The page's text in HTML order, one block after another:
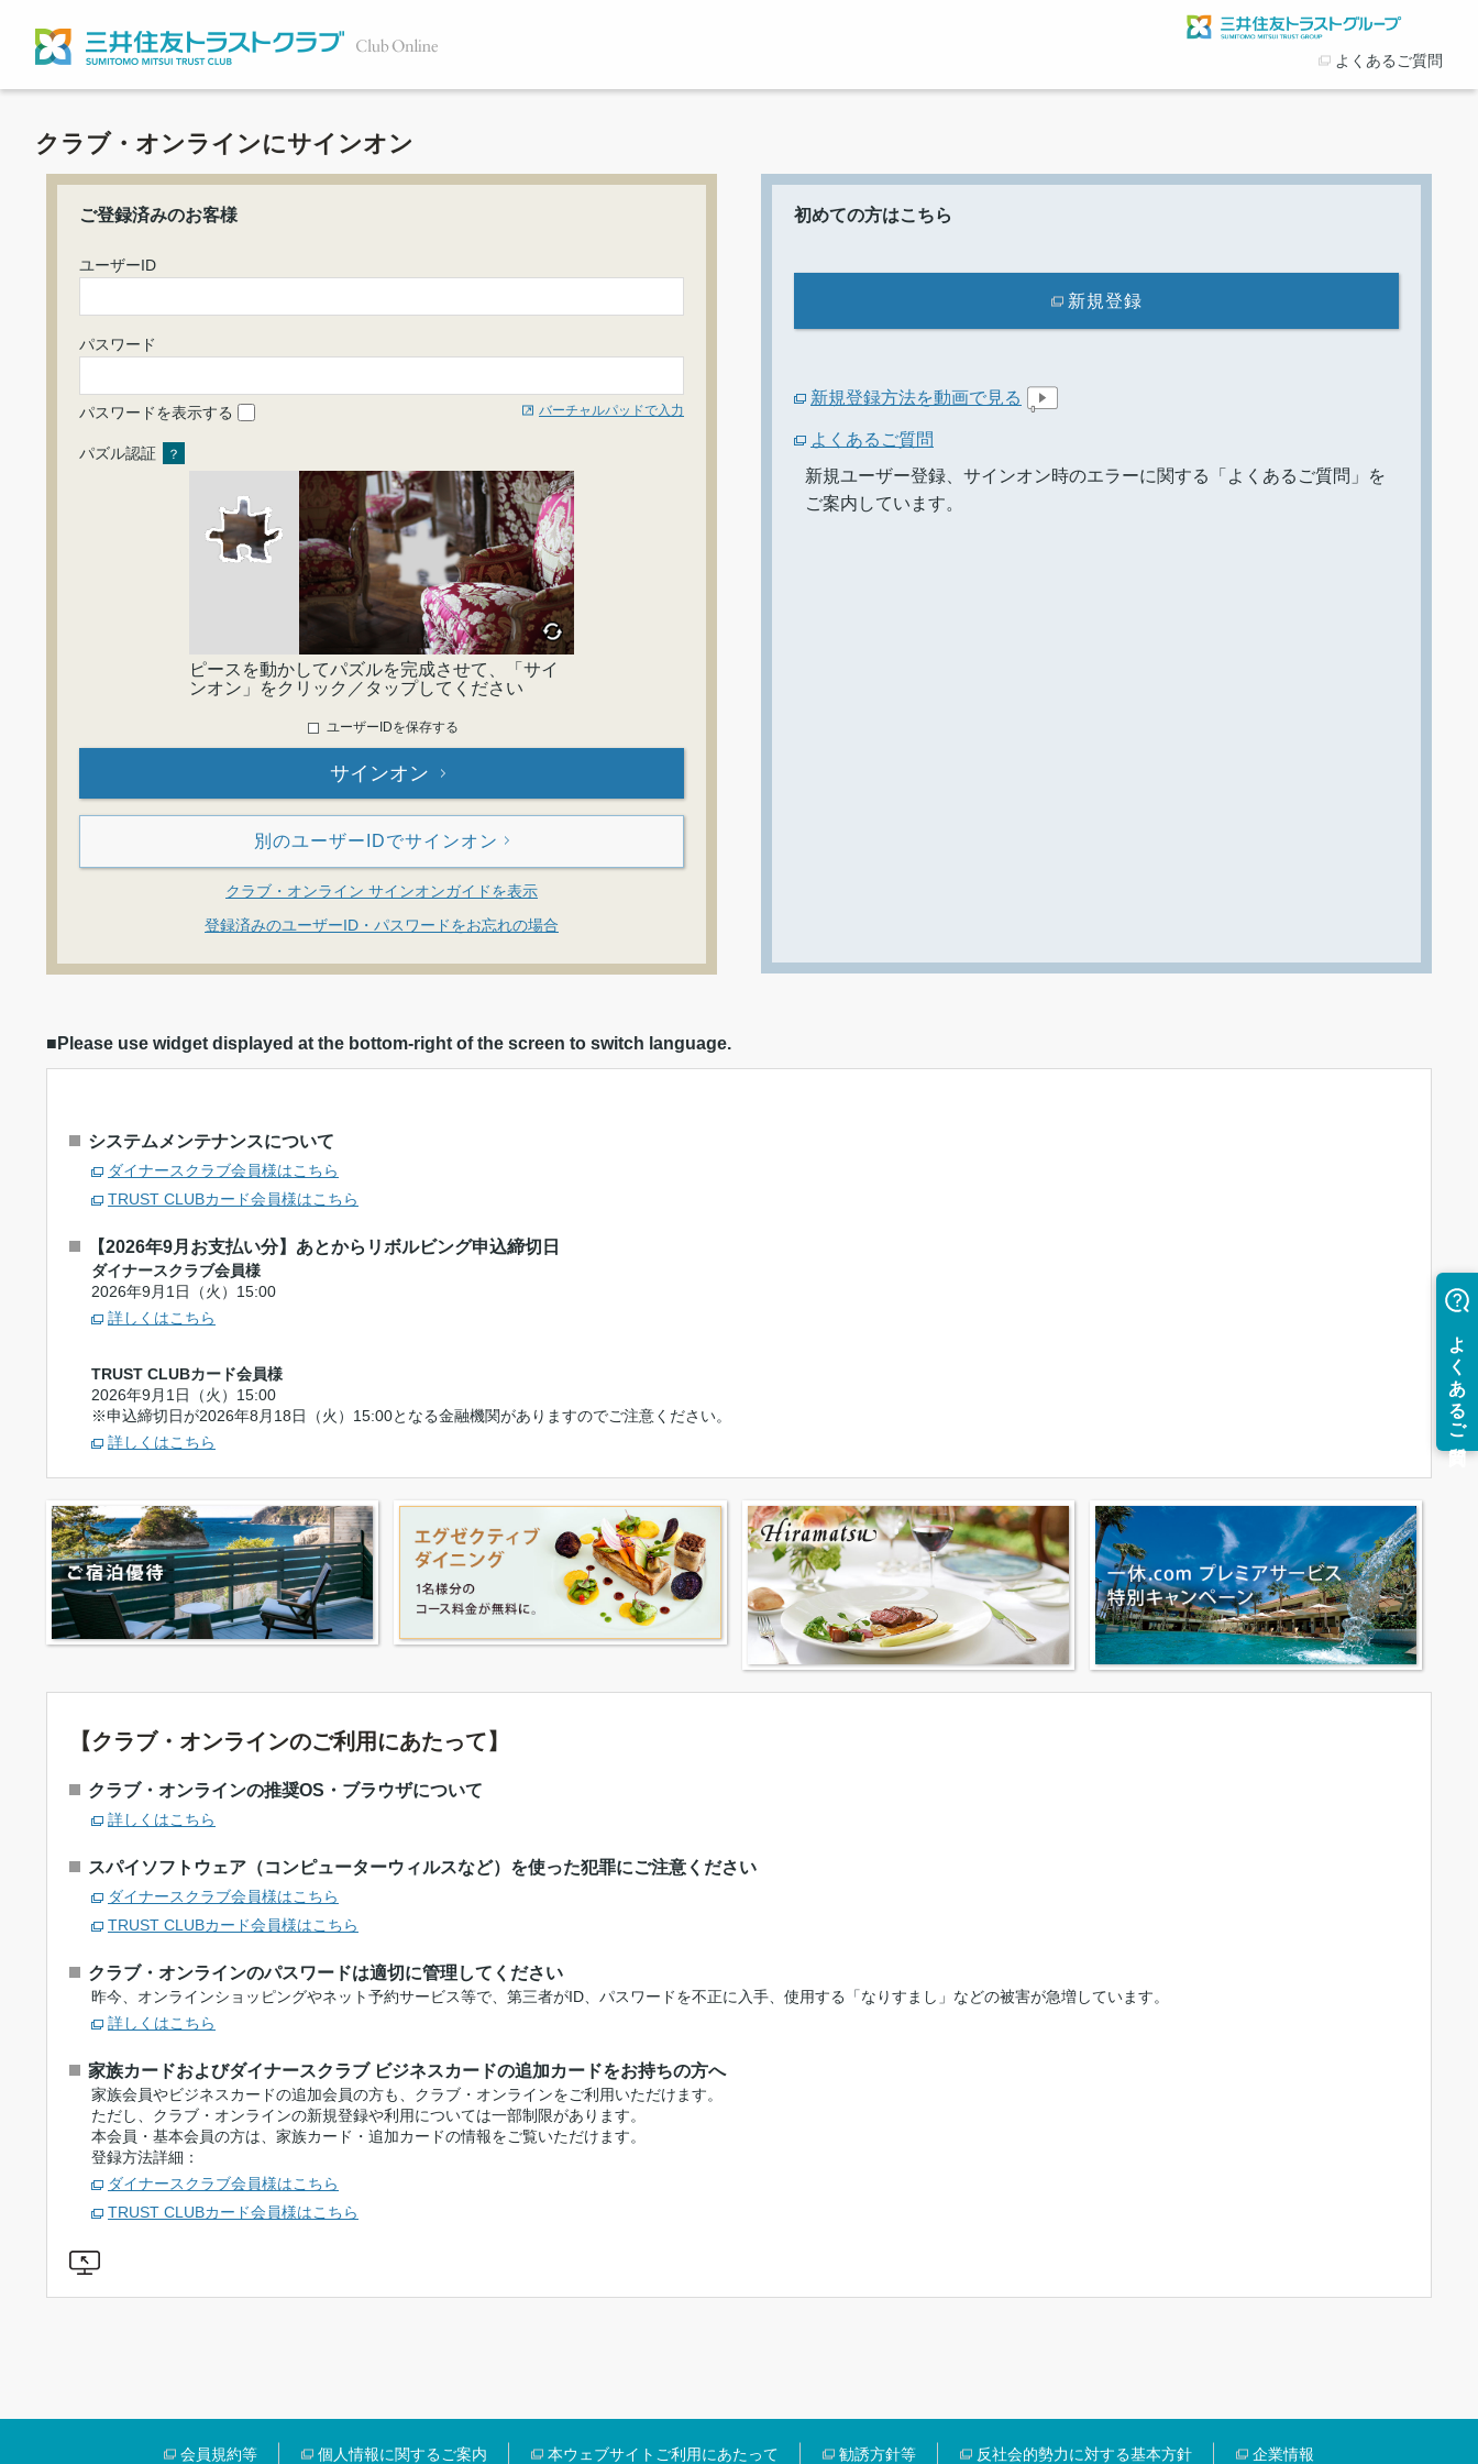
よくあるご質問
クラブ・オンラインにサインオン
ご登録済みのお客様
ユーザーID
パスワード
パスワードを表示する バーチャルパッドで入力
パズル認証 ？
ピースを動かしてパズルを完成させて、「サイ
ンオン」をクリック／タップしてください
ユーザーIDを保存する
サインオン
別のユーザーIDでサインオン
クラブ・オンライン サインオンガイドを表示
登録済みのユーザーID・パスワードをお忘れの場合
初めての方はこちら
新規登録
新規登録方法を動画で見る
よくあるご質問
新規ユーザー登録、サインオン時のエラーに関する「よくあるご質問」を
ご案内しています。
■Please use widget displayed at the bottom-right of the screen to switch language.
システムメンテナンスについて
ダイナースクラブ会員様はこちら
TRUST CLUBカード会員様はこちら
【2026年9月お支払い分】あとからリボルビング申込締切日
ダイナースクラブ会員様
2026年9月1日（火）15:00
詳しくはこちら
TRUST CLUBカード会員様
2026年9月1日（火）15:00
※申込締切日が2026年8月18日（火）15:00となる金融機関がありますのでご注意ください。
詳しくはこちら
【クラブ・オンラインのご利用にあたって】
クラブ・オンラインの推奨OS・ブラウザについて
詳しくはこちら
スパイソフトウェア（コンピューターウィルスなど）を使った犯罪にご注意ください
ダイナースクラブ会員様はこちら
TRUST CLUBカード会員様はこちら
クラブ・オンラインのパスワードは適切に管理してください
昨今、オンラインショッピングやネット予約サービス等で、第三者がID、パスワードを不正に入手、使用する「なりすまし」などの被害が急増しています。
詳しくはこちら
家族カードおよびダイナースクラブ ビジネスカードの追加カードをお持ちの方へ
家族会員やビジネスカードの追加会員の方も、クラブ・オンラインをご利用いただけます。
ただし、クラブ・オンラインの新規登録や利用については一部制限があります。
本会員・基本会員の方は、家族カード・追加カードの情報をご覧いただけます。
登録方法詳細：
ダイナースクラブ会員様はこちら
TRUST CLUBカード会員様はこちら
会員規約等 個人情報に関するご案内 本ウェブサイトご利用にあたって 勧誘方針等 反社会的勢力に対する基本方針 企業情報